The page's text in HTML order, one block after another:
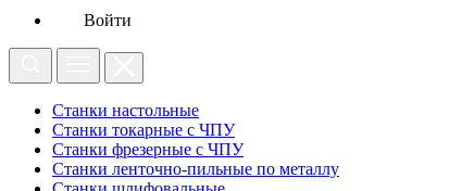
Войти
Станки настольные
Станки токарные с ЧПУ
Станки фрезерные с ЧПУ
Станки ленточно-пильные по металлу